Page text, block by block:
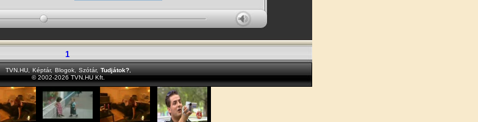
1
TVN.HU Képtár, Blogok Szótár, Tudjátok?
© 2002-2026 TVN.HU Kft.